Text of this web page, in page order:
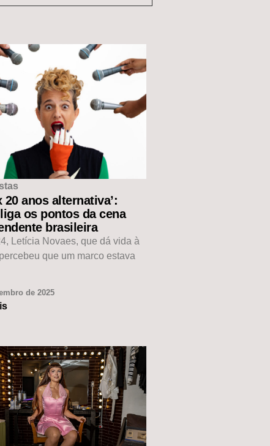
20 anos alternativa’:
os pontos da cena
brasileira
Letícia Novaes, que dá vida à
que um marco estava
de 2025